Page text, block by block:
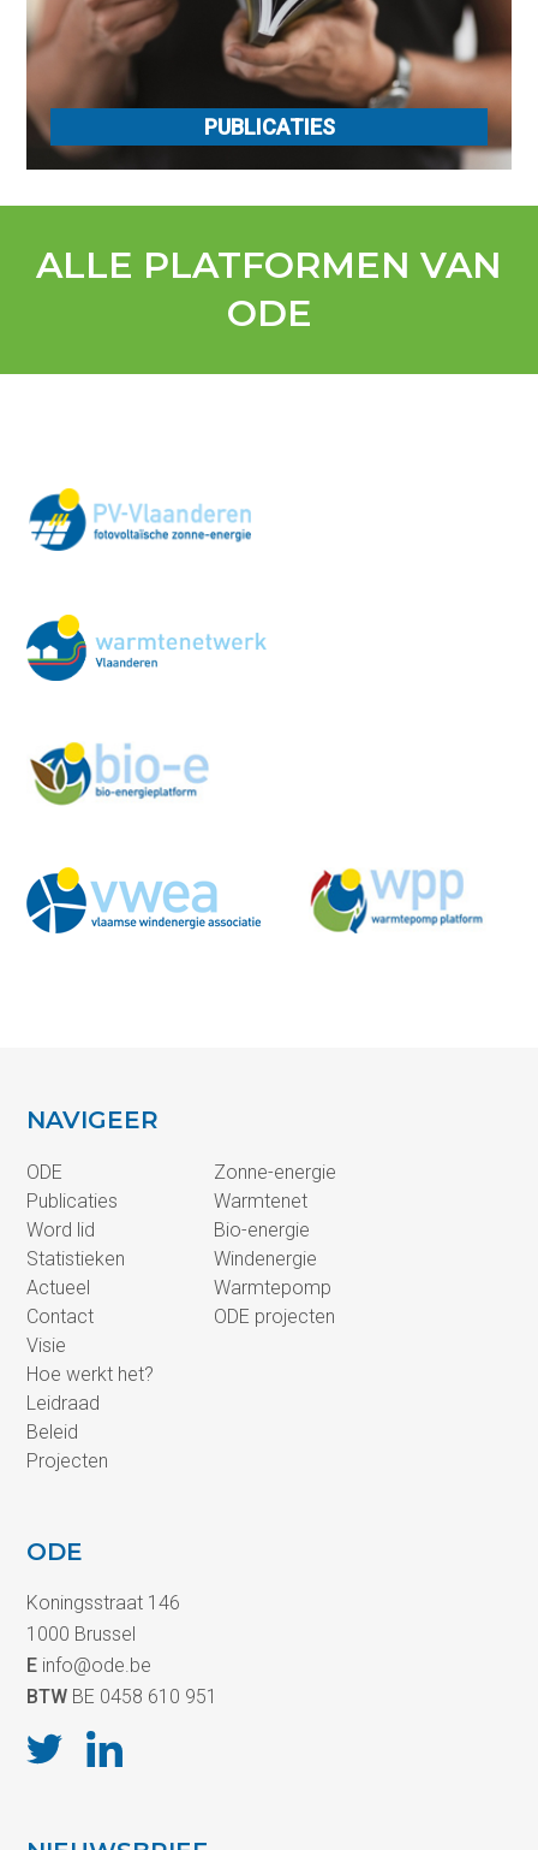
PUBLICATIES
ALLE PLATFORMEN VAN
ODE
NAVIGEER
ODE
Publicaties
Word lid
Statistieken
Actueel
Contact
Visie
Hoe werkt het?
Leidraad
Beleid
Projecten
Zonne-energie
Warmtenet
Bio-energie
Windenergie
Warmtepomp
ODE projecten
ODE
Koningsstraat 146
1000 Brussel
E info@ode.be
BTW BE 0458 610 951